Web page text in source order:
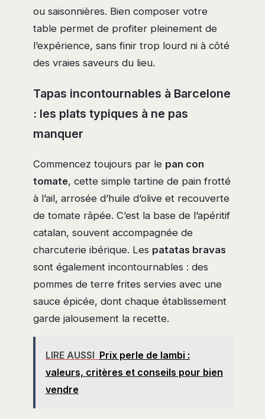
ou saisonnières. Bien composer votre
table permet de profiter pleinement de
l’expérience, sans finir trop lourd ni à côté
des vraies saveurs du lieu.
Tapas incontournables à Barcelone
: les plats typiques à ne pas
manquer
Commencez toujours par le pan con
tomate, cette simple tartine de pain frotté
à l’ail, arrosée d’huile d’olive et recouverte
de tomate râpée. C’est la base de l’apéritif
catalan, souvent accompagnée de
charcuterie ibérique. Les patatas bravas
sont également incontournables : des
pommes de terre frites servies avec une
sauce épicée, dont chaque établissement
garde jalousement la recette.
LIRE AUSSI Prix perle de lambi :
valeurs, critères et conseils pour bien
vendre